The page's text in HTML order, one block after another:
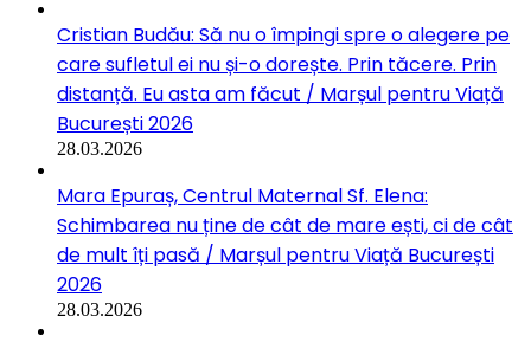
Cristian Budău: Să nu o împingi spre o alegere pe
care sufletul ei nu și-o dorește. Prin tăcere. Prin
distanță. Eu asta am făcut / Marșul pentru Viață
București 2026
28.03.2026
Mara Epuraș, Centrul Maternal Sf. Elena:
Schimbarea nu ține de cât de mare ești, ci de cât
de mult îți pasă / Marșul pentru Viață București
2026
28.03.2026